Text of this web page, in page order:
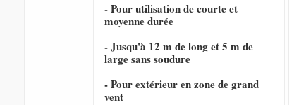
- Pour utilisation de courte et
moyenne durée
- Jusqu'à 12 m de long et 5 m de
large sans soudure
- Pour extérieur en zone de grand
vent